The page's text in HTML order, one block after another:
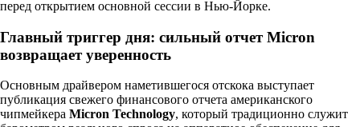
перед открытием основной сессии в Нью-Йорке.
Главный триггер дня: сильный отчет Micron
возвращает уверенность
Основным драйвером наметившегося отскока выступает
публикация свежего финансового отчета американского
чипмейкера Micron Technology, который традиционно служит